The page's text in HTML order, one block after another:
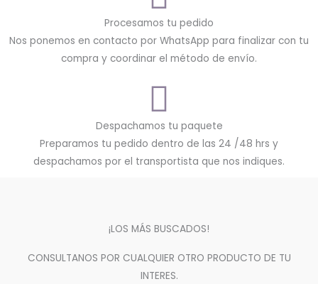
Procesamos tu pedido
Nos ponemos en contacto por WhatsApp para finalizar con tu
compra y coordinar el método de envío.
Despachamos tu paquete
Preparamos tu pedido dentro de las 24 /48 hrs y
despachamos por el transportista que nos indiques.
¡LOS MÁS BUSCADOS!
CONSULTANOS POR CUALQUIER OTRO PRODUCTO DE TU
INTERES.